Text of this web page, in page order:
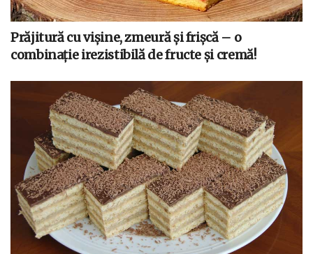
Prăjitură cu vișine, zmeură și frișcă – o
combinație irezistibilă de fructe și cremă!